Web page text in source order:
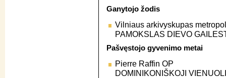
Ganytojo žodis
Vilniaus arkivyskupas
PAMOKSLAS DIEVO
Pašvęstojo gyvenimo metai
Pierre Raffin OP
DOMINIKONIŠKOJI